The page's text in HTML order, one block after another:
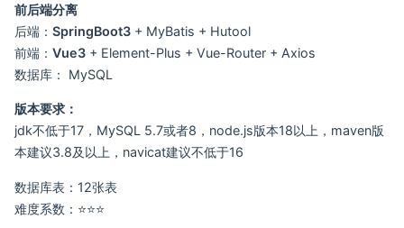
前后端分离
后端： SpringBoot3 + MyBatis + Hutool
前端： Vue3 + Element-Plus + Vue-Router + Axios
数据库： MySQL
版本要求：
jdk不低于17，MySQL 5.7或者8，node.js版本18以上，maven版
本建议3.8及以上，navicat建议不低于16
数据库表：12张表
难度系数：⭐⭐⭐